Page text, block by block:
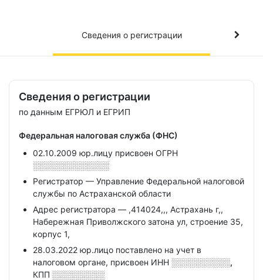
Сведения о регистрации
Сведения о регистрации
по данным ЕГРЮЛ и ЕГРИП
Федеральная налоговая служба (ФНС)
02.10.2009 юр.лицу присвоен ОГРН
░░░░░░░░░░░░░
Регистратор — Управление Федеральной налоговой
службы по Астраханской области
Адрес регистратора — ,414024,,, Астрахань г,,
Набережная Приволжского затона ул, строение 35,
корпус 1,
28.03.2022 юр.лицо поставлено на учет в
налоговом органе, присвоен ИНН ░░░░░░░░░░,
КПП ░░░░░░░░░